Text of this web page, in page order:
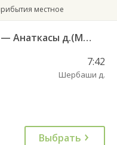
местное
Чебоксары Пригородный АВ — Анаткасы д.(Моргаушский район) 609а
7:42
Шербаши д.
Выбрать